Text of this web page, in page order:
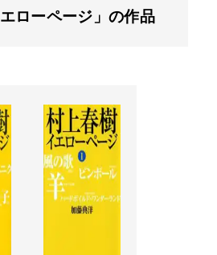
ローページ」の作品